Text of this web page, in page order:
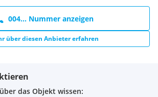
004... Nummer anzeigen
über diesen Anbieter erfahren
das Objekt wissen: